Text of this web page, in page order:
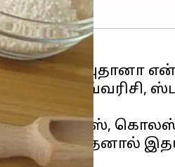
சாபுதானா
இந்த ஜவ்வரிசி,
அமிலோஸ்,
இதனால்